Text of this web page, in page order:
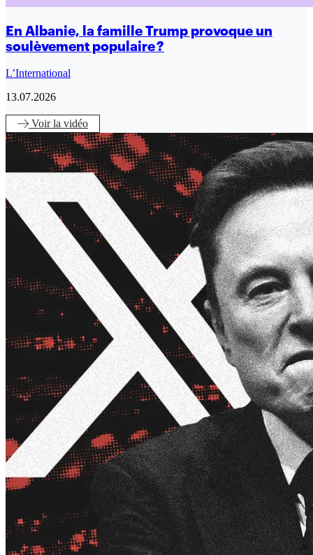
En Albanie, la famille Trump provoque un
soulèvement populaire ?
L’International
13.07.2026
Voirla vidéo